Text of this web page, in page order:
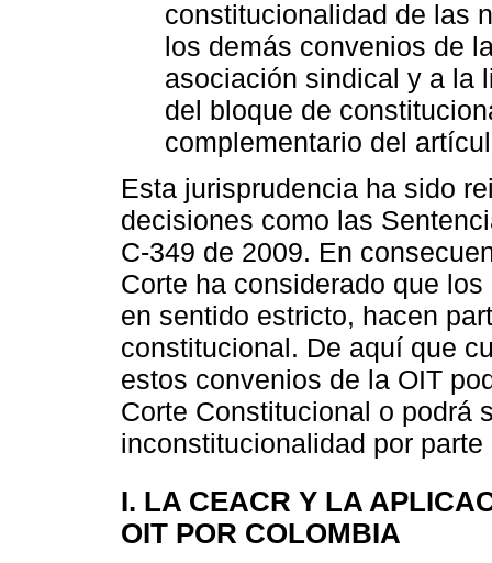
constitucionalidad de las
los demás convenios de
asociación sindical y a la
del bloque de
complementario del
Esta jurisprudencia ha sido
decisiones como las
C-349 de 2009. En
Corte ha considerado que
en sentido estricto, hacen
constitucional. De aquí que
estos convenios de la OIT
Corte Constitucional o podrá
inconstitucionalidad por
I. LA CEACR Y LA
OIT POR COLOMBIA